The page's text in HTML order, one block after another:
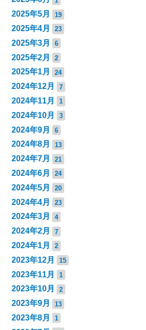
2025年5月 19
2025年4月 23
2025年3月 6
2025年2月 2
2025年1月 24
2024年12月 7
2024年11月 1
2024年10月 3
2024年9月 6
2024年8月 13
2024年7月 21
2024年6月 24
2024年5月 20
2024年4月 23
2024年3月 4
2024年2月 7
2024年1月 2
2023年12月 15
2023年11月 1
2023年10月 2
2023年9月 13
2023年8月 1